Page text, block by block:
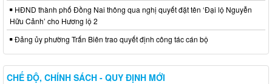
HĐND thành phố Đồng Nai thông qua nghị quyết đặt tên ‘Đại lộ Nguyễn
Hữu Cảnh’ cho Hương lộ 2
Đảng ủy phường Trấn Biên trao quyết định công tác cán bộ
CHẾ ĐỘ, CHÍNH SÁCH - QUY ĐỊNH MỚI